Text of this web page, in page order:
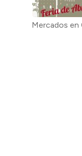
Mercados en